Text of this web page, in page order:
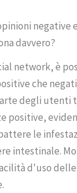
negative
davvero?
network, è
che
degli utenti
positive,
le
intestinale.
d'uso